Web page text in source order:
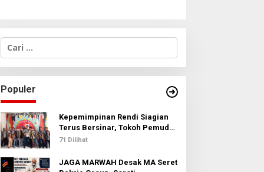
C
i
u
n
t
u
k
:
Populer
Kepemimpinan Rendi Siagian
Terus Bersinar, Tokoh Pemuda
Karo Pimpin PKN MJA Kota
71 Dilihat
JAGA MARWAH Desak MA Seret